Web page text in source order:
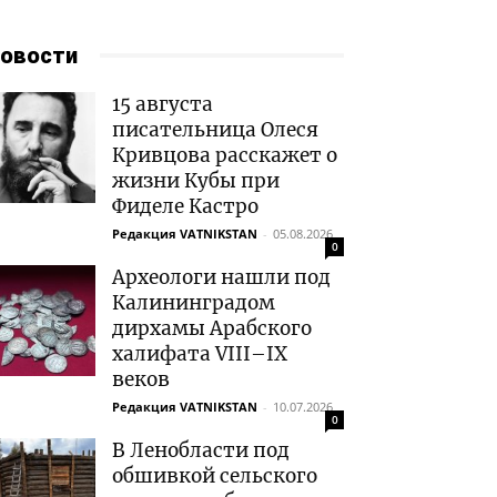
15 августа
писательница Олеся
Кривцова расскажет о
жизни Кубы при
Фиделе Кастро
Редакция VATNIKSTAN - 05.08.2026
0
Археологи нашли под
Калининградом
дирхамы Арабского
халифата VIII–IX
веков
Редакция VATNIKSTAN - 10.07.2026
0
В Ленобласти под
обшивкой сельского